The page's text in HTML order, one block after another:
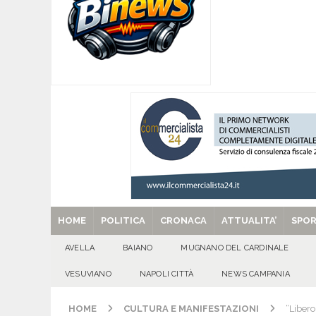
[ 07/08/2026 ]
usato – abbandonato – vandalizzato e
[ 07/08/2026 ]
una cultura collettiva. Nessuna crescita
MANIFESTAZIONI
[ 07/08/2026 ] Casino senza KYC: cosa sono
[ 29/08/2025 ] SANT’Oggi. Venerdì 29
HOME POLITICA CRONACA ATTUALITA’
AVELLA BAIANO MUGNANO DEL CARDINALE
VESUVIANO NAPOLI CITTÀ NEWS CAMPANIA
HOME CULTURA E MANIFESTAZIONI